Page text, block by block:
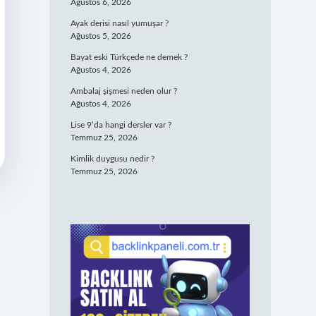
Ağustos 6, 2026
Ayak derisi nasıl yumuşar ?
Ağustos 5, 2026
Bayat eski Türkçede ne demek ?
Ağustos 4, 2026
Ambalaj şişmesi neden olur ?
Ağustos 4, 2026
Lise 9’da hangi dersler var ?
Temmuz 25, 2026
Kimlik duygusu nedir ?
Temmuz 25, 2026